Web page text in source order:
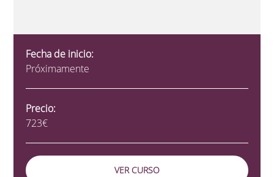
Fecha de inicio:
Próximamente
Precio:
723€
VER CURSO